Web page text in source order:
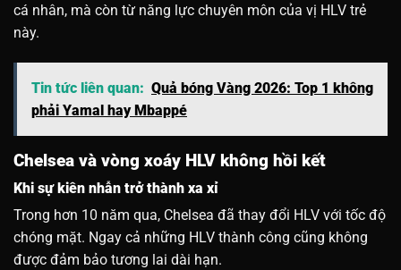
cá nhân, mà còn từ năng lực chuyên môn của vị HLV trẻ
này.
Tin tức liên quan: Quả bóng Vàng 2026: Top 1 không
phải Yamal hay Mbappé
Chelsea và vòng xoáy HLV không hồi kết
Khi sự kiên nhẫn trở thành xa xỉ
Trong hơn 10 năm qua, Chelsea đã thay đổi HLV với tốc độ
chóng mặt. Ngay cả những HLV thành công cũng không
được đảm bảo tương lai dài hạn.